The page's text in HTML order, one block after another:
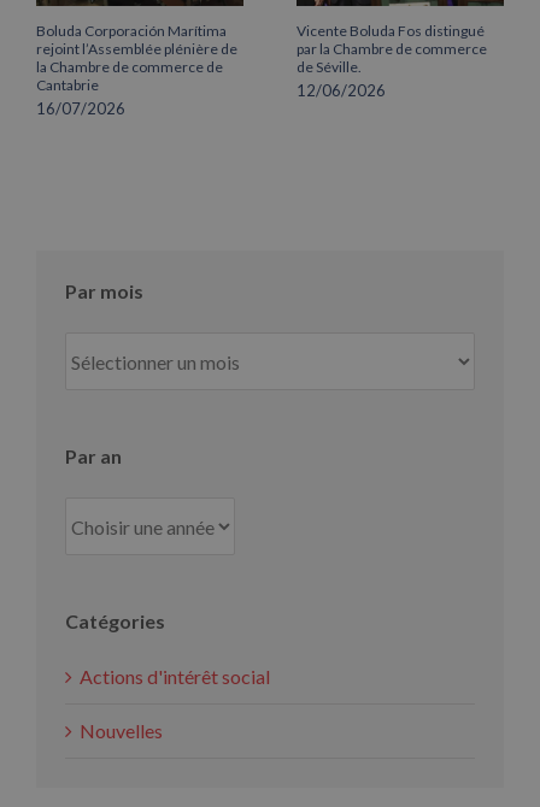
Boluda Corporación Marítima
rejoint l’Assemblée plénière de
la Chambre de commerce de
Cantabrie
16/07/2026
Vicente Boluda Fos distingué
par la Chambre de commerce
de Séville.
12/06/2026
Par mois
mois
Par an
Catégories
Actions d'intérêt social
Nouvelles